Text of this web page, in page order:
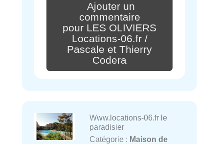
Ajouter un
commentaire
pour LES OLIVIERS
Locations-06.fr /
Pascale et Thierry
Codera
Www.locations-06.fr le
paradisier
Catégorie : Maison de